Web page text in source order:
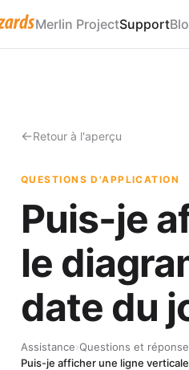
Merlin ProjectSupport
Retour à l'aperçu
QUESTIONS D'APPLICATION
Puis-je
le
date du
Assistance›Questions et
Puis-je afficher une ligne